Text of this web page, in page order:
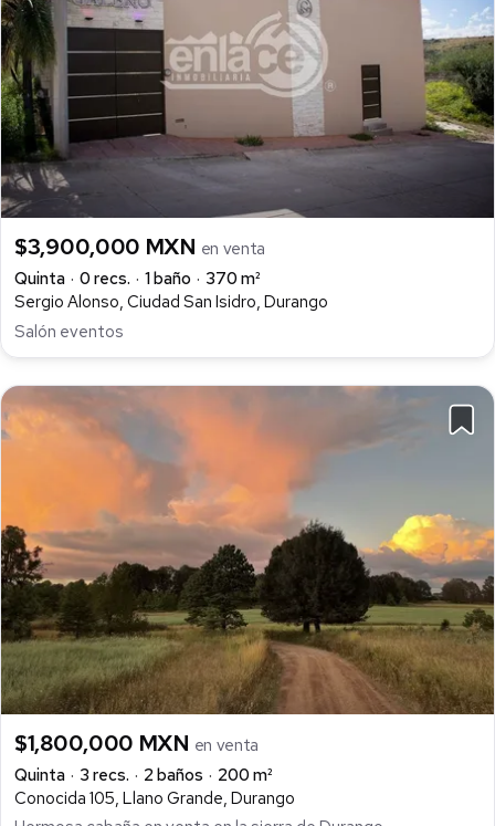
$3,900,000 MXN en venta
Quinta
0 recs. 1 baño
370 m²
Sergio Alonso, Ciudad San Isidro, Durango
Salón eventos
$1,800,000 MXN en venta
Quinta
3 recs. 2 baños
200 m²
Conocida 105, Llano Grande, Durango